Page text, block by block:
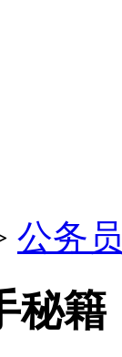
公务
秘籍